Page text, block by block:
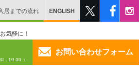
居までの流れ ENGLISH
気軽に！
- 19:00 ）
お問い合わせフォーム